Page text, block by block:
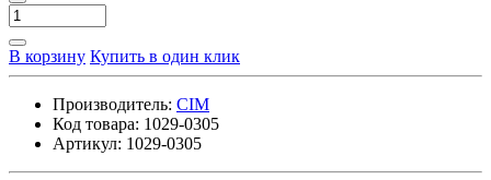
В корзину Купить в один клик
Производитель: CIM
Код товара: 1029-0305
Артикул: 1029-0305